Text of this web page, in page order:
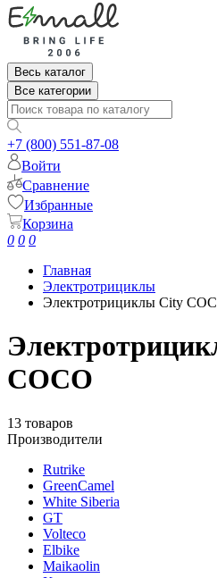
Весь каталог
Все категории
+7 (800) 551-87-08
Войти
Сравнение
Избранные
Корзина
0 0 0
Главная
Электротрициклы
Электротрициклы City
COCO
13 товаров
Производители
Rutrike
GreenCamel
White Siberia
GT
Volteco
Elbike
Maikaolin